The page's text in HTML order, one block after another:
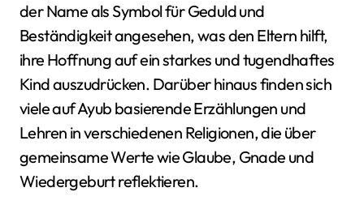
der Name als Symbol für Geduld und
Beständigkeit angesehen, was den Eltern hilft,
ihre Hoffnung auf ein starkes und tugendhaftes
Kind auszudrücken. Darüber hinaus finden sich
viele auf Ayub basierende Erzählungen und
Lehren in verschiedenen Religionen, die über
gemeinsame Werte wie Glaube, Gnade und
Wiedergeburt reflektieren.